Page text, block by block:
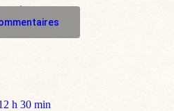
h 30 min